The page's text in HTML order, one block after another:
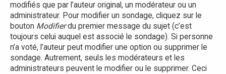
modifiés que par l’auteur original, un modérateur ou un
administrateur. Pour modifier un sondage, cliquez sur le
bouton Modifierdu premier message du sujet (c’est
toujours celui auquel est associé le sondage). Si personne
n’a voté, l’auteur peut modifier une option ou supprimer le
sondage. Autrement, seuls les modérateurs et les
administrateurs peuvent le modifier ou le supprimer. Ceci